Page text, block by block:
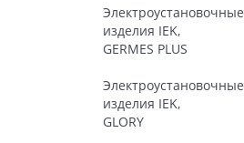
Электроустановочные
изделия IEK,
GERMES PLUS
Электроустановочные
изделия IEK,
GLORY